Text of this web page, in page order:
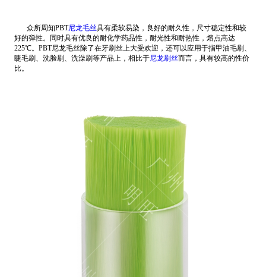
众所周知PBT尼龙毛丝具有柔软易染，良好的耐久性，尺寸稳定性和较
好的弹性。同时具有优良的耐化学药品性，耐光性和耐热性，熔点高达
225℃。PBT尼龙毛丝除了在牙刷丝上大受欢迎，还可以应用于指甲油毛刷、
睫毛刷、洗脸刷、洗澡刷等产品上，相比于尼龙刷丝而言，具有较高的性价
比。